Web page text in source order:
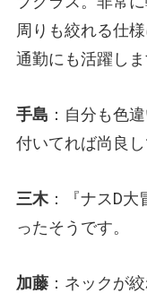
周りも絞れる仕
通勤にも活躍しま
手島 ：自分も色
付いてれば尚良し
三木：『ナスD大
ったそうです。
加藤 ：ネックが